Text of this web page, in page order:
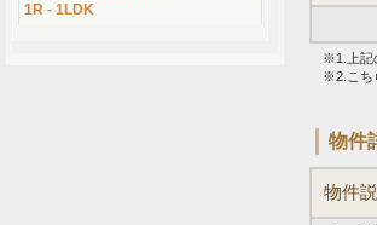
※1.上記
※2.こち
物件
物件
1R - 1LDK